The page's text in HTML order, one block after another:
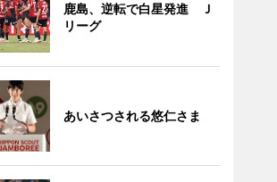
鹿島、逆転で白星発進 Ｊ
リーグ
あいさつされる悠仁さま